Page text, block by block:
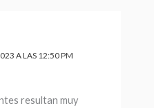
A LAS 12:50 PM
resultan muy